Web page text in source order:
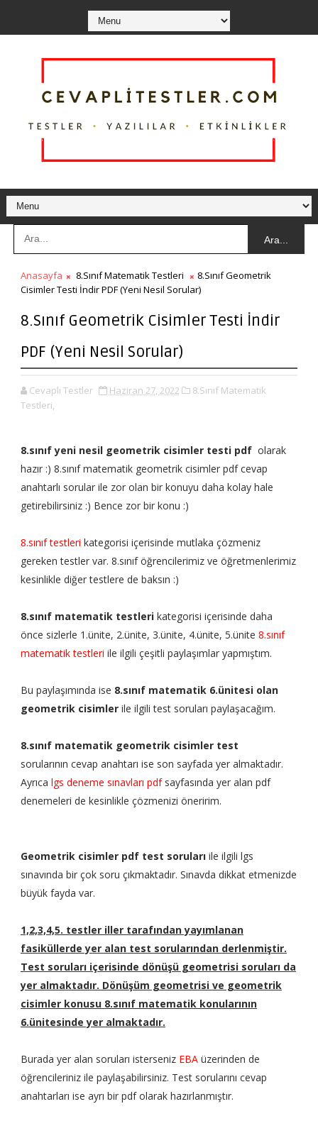
Ara...
Anasayfa 8.Sınıf Matematik Testleri
8.Sınıf Geometrik
Cisimler Testi İndir PDF (Yeni Nesil Sorular)
8.Sınıf Geometrik Cisimler Testi İndir
PDF (Yeni Nesil Sorular)
Cevaplı Testler Haziran 27, 2022
8.Sınıf Matematik
Testleri,
8.sınıf yeni nesil geometrik cisimler testi pdf olarak
hazır :) 8.sınıf matematik geometrik cisimler pdf cevap
anahtarlı sorular ile zor olan bir konuyu daha kolay hale
getirebilirsiniz :) Bence zor bir konu :)
8.sınıf testleri kategorisi içerisinde mutlaka çözmeniz
gereken testler var. 8.sınıf öğrencilerimiz ve öğretmenlerimiz
kesinlikle diğer testlere de baksın :)
8.sınıf matematik testlerikategorisi içerisinde daha
önce sizlerle 1.ünite, 2.ünite, 3.ünite, 4.ünite, 5.ünite 8.sınıf
matematik testleri ile ilgili çeşitli paylaşımlar yapmıştım.
Bu paylaşımında ise 8.sınıf matematik 6.ünitesi olan
geometrik cisimlerile ilgili test soruları paylaşacağım.
8.sınıf matematik geometrik cisimler test
sorularının cevap anahtarı ise son sayfada yer almaktadır.
Ayrıca lgs deneme sınavları pdfsayfasında yer alan pdf
denemeleri de kesinlikle çözmenizi öneririm.
Geometrik cisimler pdf test sorularıile ilgili lgs
sınavında bir çok soru çıkmaktadır. Sınavda dikkat etmenizde
büyük fayda var.
1,2,3,4,5. testler iller tarafından yayımlanan
fasiküllerde yer alan test sorularından derlenmiştir.
Test soruları içerisinde dönüşü geometrisi soruları da
yer almaktadır. Dönüşüm geometrisi ve geometrik
cisimler konusu 8.sınıf matematik konularının
6.ünitesinde yer almaktadır.
Burada yer alan soruları isterseniz EBAüzerinden de
öğrencileriniz ile paylaşabilirsiniz. Test sorularını cevap
anahtarları ise ayrı bir pdf olarak hazırlanmıştır.